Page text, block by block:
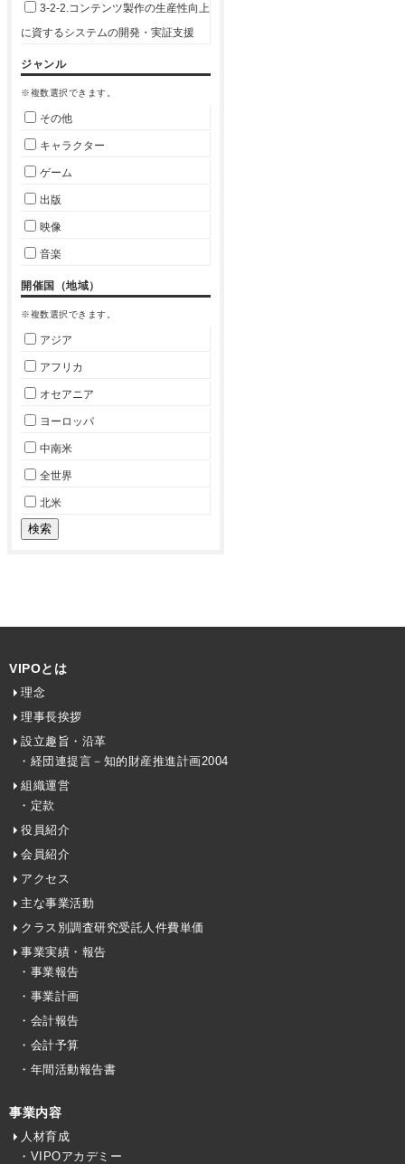
3-2-2.コンテンツ製作の生産性向上
に資するシステムの開発・実証支援
ジャンル
※複数選択できます。
その他
キャラクター
ゲーム
出版
映像
音楽
開催国（地域）
※複数選択できます。
アジア
アフリカ
オセアニア
ヨーロッパ
中南米
全世界
北米
VIPOとは
理念
理事長挨拶
設立趣旨・沿革
・経団連提言－知的財産推進計画2004
組織運営
・定款
役員紹介
会員紹介
アクセス
主な事業活動
クラス別調査研究受託人件費単価
事業実績・報告
・事業報告
・事業計画
・会計報告
・会計予算
・年間活動報告書
事業内容
人材育成
・VIPOアカデミー